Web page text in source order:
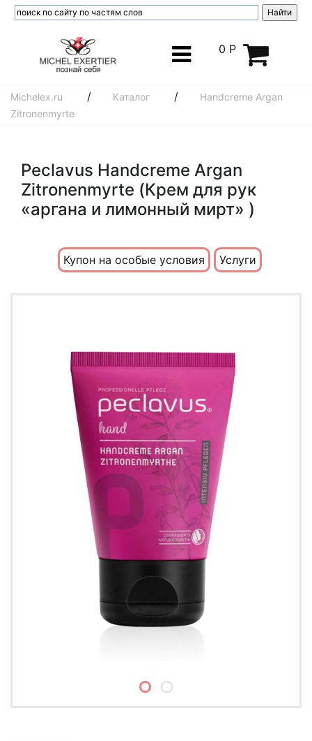
0 Р
Michelex.ru / Каталог /
Handcreme Argan
Zitronenmyrte
Peclavus Handcreme Argan
Zitronenmyrte (Крем для рук
«аргана и лимонный мирт» )
Купон на особые условия Услуги